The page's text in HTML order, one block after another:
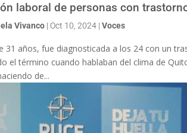
laboral de personas con
Vivanco | Oct 10, 2024 |Voces
31 años, fue diagnosticada a los 24 con un
el término cuando hablaban del clima de
de...